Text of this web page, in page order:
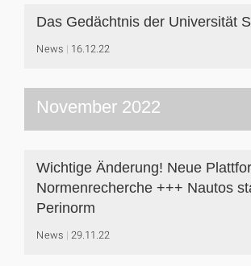
Das Gedächtnis der Universität
News 16.12.22
November 2022
Wichtige Änderung! Neue
Normenrecherche +++ Nautos
Perinorm
News 29.11.22